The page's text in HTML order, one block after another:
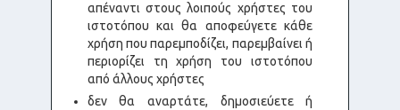
απέναντι στους λοιπούς χρήστες του
ιστοτόπου και θα αποφεύγετε κάθε
χρήση που παρεμποδίζει, παρεμβαίνει ή
περιορίζει τη χρήση του ιστοτόπου
από άλλους χρήστες
δεν θα αναρτάτε, δημοσιεύετε ή